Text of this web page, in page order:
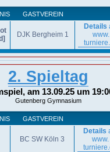
GASTVEREIN
DJK Bergheim 1
Details
www.
2. Spieltag
am 13.09.25 um
Gutenberg Gymnasium
GASTVEREIN
BC SW Köln 3
Details
www.